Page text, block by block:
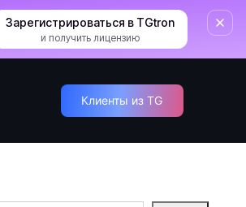
Зарегистрироваться в TGtron
и получить лицензию
Клиенты из TG